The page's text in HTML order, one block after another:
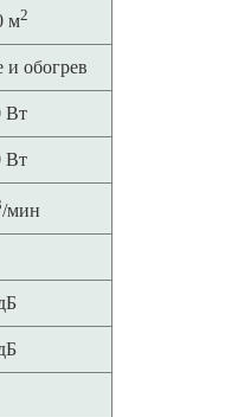
м2
обогрев
Вт
Вт
/мин